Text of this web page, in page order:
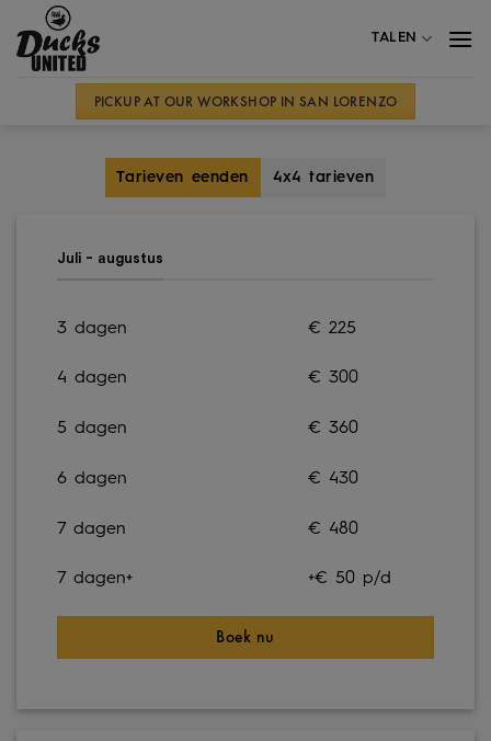
Overslaan
TALEN
PICKUP AT OUR WORKSHOP IN SAN LORENZO
Tarieven eenden 4x4 tarieven
Juli - augustus
3 dagen € 225
4 dagen € 300
5 dagen € 360
6 dagen € 430
7 dagen € 480
7 dagen+ +€ 50 p/d
Boek nu